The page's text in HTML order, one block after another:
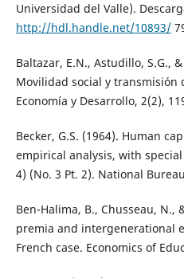
Universidad del Valle).
http://hdl.handle.net/10893/
Baltazar, E.N., Astudillo, S.G.,
Movilidad social y transmisión
Economía y Desarrollo, 2(2),
Becker, G.S. (1964). Human
empirical analysis, with
4) (No. 3 Pt. 2). National
Ben-Halima, B., Chusseau, N.,
premia and intergenerational
French case. Economics of